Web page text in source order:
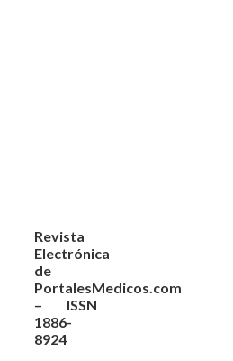
Revista
Electrónica
de
PortalesMedicos.com
– ISSN
1886-
8924